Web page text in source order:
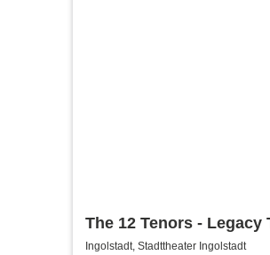
The 12 Tenors - Legacy
Ingolstadt, Stadttheater Ingolstadt